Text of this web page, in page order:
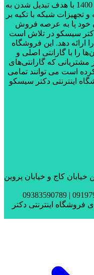
فروشگاه اینترنتی دکتر سیسکو در سال 1400 با هدف تبدیل شدن به
شبکه با تکیه بر
خود پا به عرصه فروش
دکتر سیسکو در تلاش است
ارائه دهد. این فروشگاه
را با گارانتی اصلی و
مشتریانی که گارانتی‌های
است می توانند تمامی
اینترنتی دکتر سیسکو
کاج و خیابان پروین
اینترنتی دکتر